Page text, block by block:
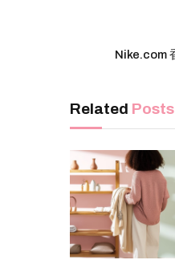
Nike.com
Related Posts